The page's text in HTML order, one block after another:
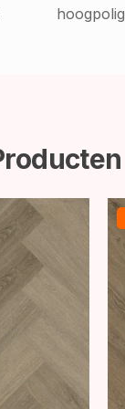
hoogpolig